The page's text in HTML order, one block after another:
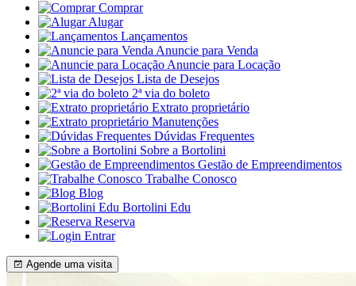
Comprar
Alugar
Lançamentos
Anuncie para Venda
Anuncie para Locação
Lista de Desejos
2ª via do boleto
Extrato proprietário
Manutenções
Dúvidas Frequentes
Sobre a Bortolini
Gestão de Empreendimentos
Trabalhe Conosco
Blog
Bortolini Edu
Reserva
Entrar
Agende uma visita